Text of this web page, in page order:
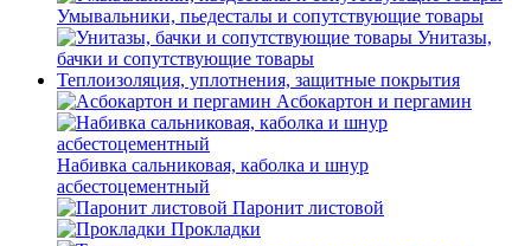
Умывальники, пьедесталы и сопутствующие товары
Унитазы,
бачки и сопутствующие товары
Теплоизоляция, уплотнения, защитные покрытия
Асбокартон и пергамин
Набивка сальниковая, каболка и шнур
асбестоцементный
Паронит листовой
Прокладки